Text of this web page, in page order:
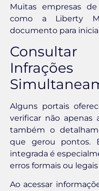
Muitas empresas
como a Liberty
documento para
Infrações
Alguns portais
verificar não apenas
também o
que gerou pontos.
integrada é
erros formais ou
Ao acessar